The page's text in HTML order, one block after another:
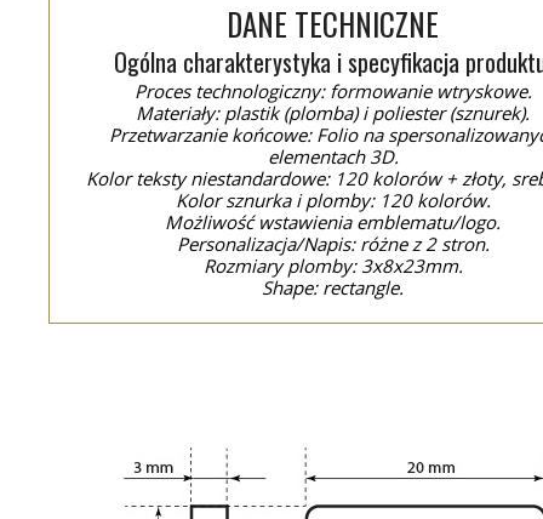
DANE TECHNICZNE
Ogólna charakterystyka i specyfikacja
Proces technologiczny: formowanie wtryskowe.
Materiały: plastik (plomba) i poliester (sznurek).
Przetwarzanie końcowe: Folio na
elementach 3D.
Kolor teksty niestandardowe: 120 kolorów + złoty,
Kolor sznurka i plomby: 120 kolorów.
Możliwość wstawienia emblematu/logo.
Personalizacja/Napis: różne z 2 stron.
Rozmiary plomby: 3x8x23mm.
Shape: rectangle.